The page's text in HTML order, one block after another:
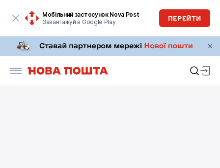
Мобільний застосунок Nova Post
Завантажуй в Google Play
ПЕРЕЙТИ